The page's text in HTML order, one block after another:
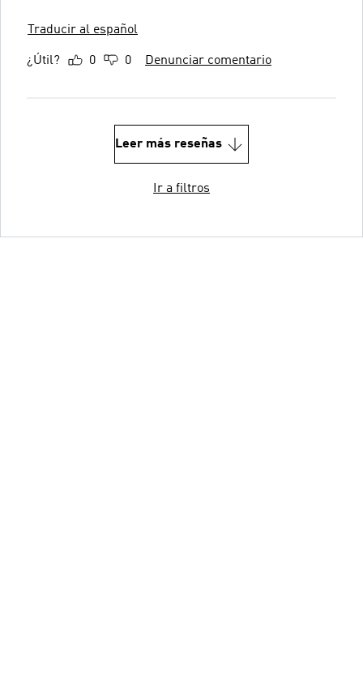
Traducir al español
¿Útil? 0 0 Denunciar comentario
Leer más reseñas
Ir a filtros